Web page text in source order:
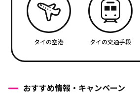
タイの空港 タイの交通手段
おすすめ情報・キャンペーン